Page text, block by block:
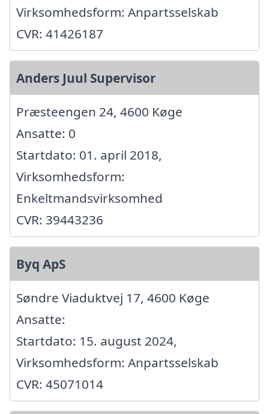
Virksomhedsform: Anpartsselskab
CVR: 41426187
Anders Juul Supervisor
Præsteengen 24, 4600 Køge
Ansatte: 0
Startdato: 01. april 2018,
Virksomhedsform:
Enkeltmandsvirksomhed
CVR: 39443236
Byq ApS
Søndre Viaduktvej 17, 4600 Køge
Ansatte:
Startdato: 15. august 2024,
Virksomhedsform: Anpartsselskab
CVR: 45071014